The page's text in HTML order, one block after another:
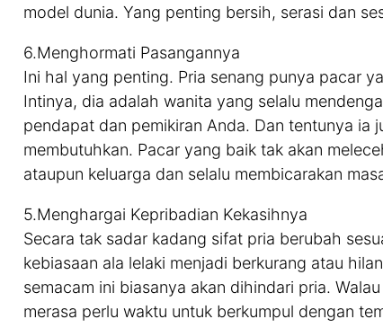
model dunia. Yang penting bersih, serasi dan
6.Menghormati Pasangannya
Ini hal yang penting. Pria senang punya pacar
Intinya, dia adalah wanita yang selalu
pendapat dan pemikiran Anda. Dan tentunya ia
membutuhkan. Pacar yang baik tak akan
ataupun keluarga dan selalu membicarakan
5.Menghargai Kepribadian Kekasihnya
Secara tak sadar kadang sifat pria berubah
kebiasaan ala lelaki menjadi berkurang atau
semacam ini biasanya akan dihindari pria.
merasa perlu waktu untuk berkumpul dengan